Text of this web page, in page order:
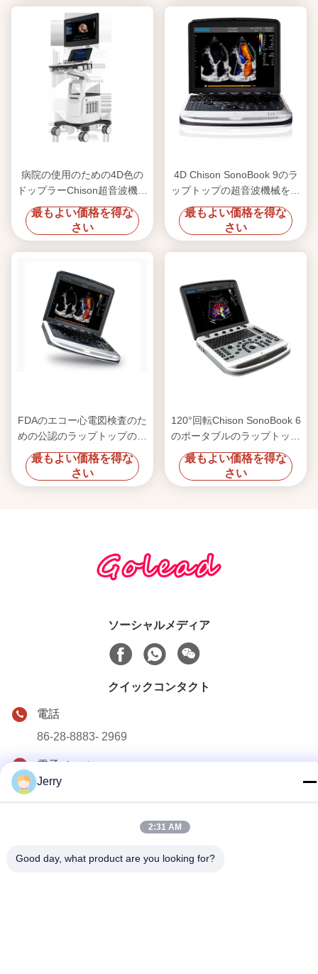
病院の使用のための4D色の
ドップラーChison超音波機械
CBit 4
最もよい価格を得な
さい
4D Chison SonoBook 9のラ
ップトップの超音波機械を運
ぶこと容易
最もよい価格を得な
さい
FDAのエコー心電図検査のた
めの公認のラップトップの超
音波機械Chison SonoBook 8
最もよい価格を得な
さい
120°回転Chison SonoBook 6
のポータブルのラップトップ
の超音波機械
最もよい価格を得な
さい
ソーシャルメディア
クイックコンタクト
電話
86-28-8883- 2969
電子メール
jerry@goleadmedical.com
03/03/01、No.366のHupanの北の道、Tianfuの新しい地帯、
Jerry
2:31 AM
Good day, what product are you looking for?